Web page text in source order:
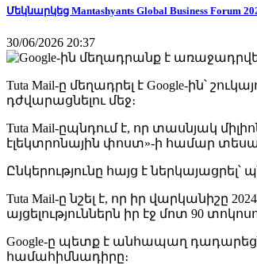
Մեկնարկեց Mantashyants Global Business Forum
30/06/2026 20:37
Tuta Mail-ը մեղադրել է Google-ին՝
դժվարացնելու մեջ։
Tuta Mail-ըպնդում է, որ տասնյակ
էլեկտրոնային փոստ»-ի համար
Ընկերությունը հայց է
Tuta Mail-ը նշել է, որ իր վարկանիշը
այցելություններն իր էջ մոտ 90
Google-ը պետք է անհապաղ
համահիմնադիրը։